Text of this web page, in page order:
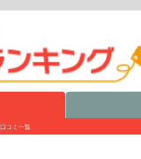
口コミ一覧